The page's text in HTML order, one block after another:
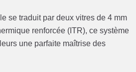
se traduit par deux vitres de 4 mm
renforcée (ITR), ce système
une parfaite maîtrise des